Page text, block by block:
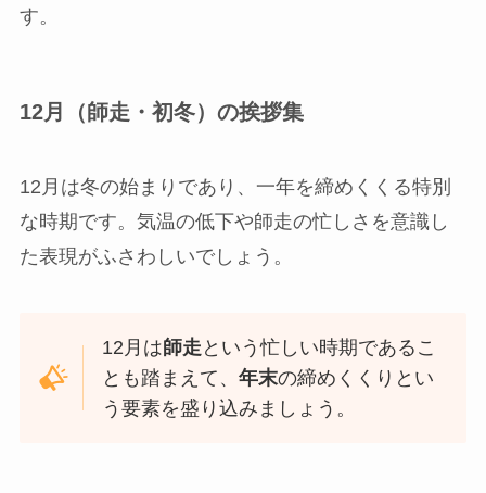
す。
12月（師走・初冬）の挨拶集
12月は冬の始まりであり、一年を締めくくる特別
な時期です。気温の低下や師走の忙しさを意識し
た表現がふさわしいでしょう。
12月は師走という忙しい時期であるこ
とも踏まえて、年末の締めくくりとい
う要素を盛り込みましょう。